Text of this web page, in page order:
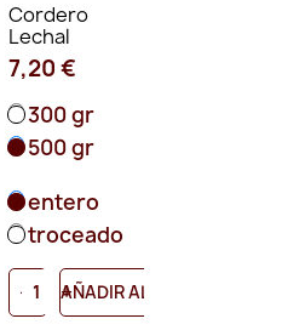
Cordero
Lechal
7,20 €
300 gr
500 gr
entero
troceado
- +
AÑADIR AL CARRITO